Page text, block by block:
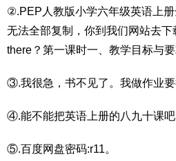
②.PEP人教版小学六年级英语上
无法全部复制，你到我们网站去
there？第一课时一、教学目标与要
③.我很急，书不见了。我做作业
④.能不能把英语上册的八九十课吧
⑤.百度网盘密码:r11。